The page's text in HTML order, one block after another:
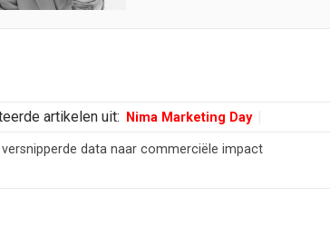
artikelen uit: Nima Marketing Day
versnipperde data naar commerciële impact